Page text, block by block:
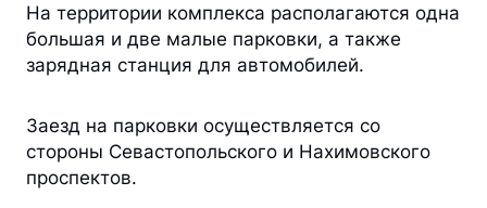
На территории комплекса располагаются одна
большая и две малые парковки, а также
зарядная станция для автомобилей.
Заезд на парковки осуществляется со
стороны Севастопольского и Нахимовского
проспектов.